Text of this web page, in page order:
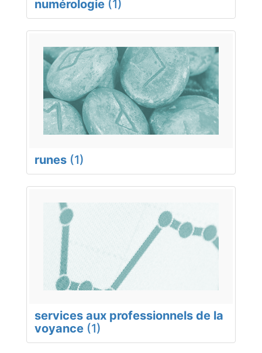
numérologie (1)
runes (1)
services aux professionnels de la
voyance (1)